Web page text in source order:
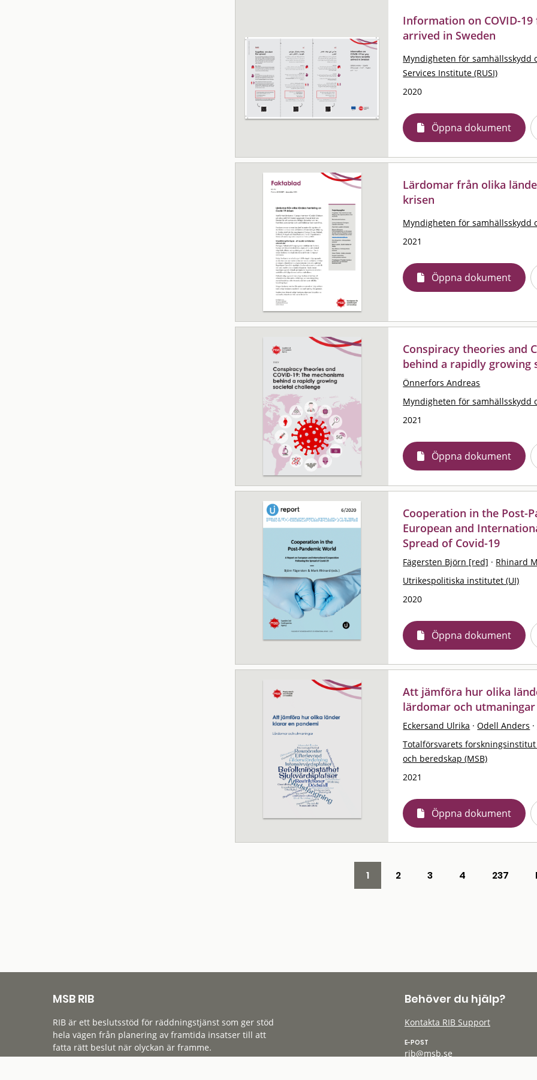
Information on COVID-
arrived in Sweden
Myndigheten för samhällsskydd
Services Institute (RUSI)
2020
Öppna dokument
Lärdomar från olika
krisen
Myndigheten för samhällsskydd
2021
Öppna dokument
Conspiracy theories and
behind a rapidly growing
Önnerfors Andreas
Myndigheten för samhällsskydd
2021
Öppna dokument
Cooperation in the Post-
European and
Spread of Covid-19
Fägersten Björn [red] · Rhinard
Utrikespolitiska institutet (UI)
2020
Öppna dokument
Att jämföra hur olika
lärdomar och utmaningar
Eckersand Ulrika · Odell Anders ·
Totalförsvarets forskningsinstitut
och beredskap (MSB)
2021
Öppna dokument
1 2 3 4 237
MSB RIB
RIB är ett beslutsstöd för räddningstjänst som ger stöd
hela vägen från planering av framtida insatser till att
fatta rätt beslut när olyckan är framme.
Behöver du hjälp?
Kontakta RIB Support
E-POST
rib@msb.se